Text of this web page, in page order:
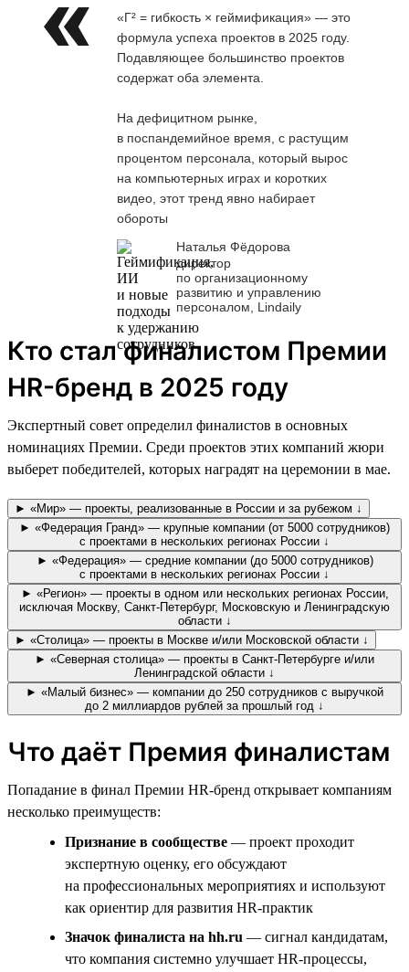
«Г² = гибкость × геймификация» — это
формула успеха проектов в 2025 году.
Подавляющее большинство проектов
содержат оба элемента.
На дефицитном рынке,
в поспандемийное время, с растущим
процентом персонала, который вырос
на компьютерных играх и коротких
видео, этот тренд явно набирает
обороты
Наталья Фёдорова
директор
по организационному
развитию и управлению
персоналом, Lindaily
Кто стал финалистом Премии
HR-бренд в 2025 году
Экспертный совет определил финалистов в основных
номинациях Премии. Среди проектов этих компаний жюри
выберет победителей, которых наградят на церемонии в мае.
► «Мир» — проекты, реализованные в России и за рубежом ↓
► «Федерация Гранд» — крупные компании (от 5000 сотрудников)
с проектами в нескольких регионах России ↓
► «Федерация» — средние компании (до 5000 сотрудников)
с проектами в нескольких регионах России ↓
► «Регион» — проекты в одном или нескольких регионах России,
исключая Москву, Санкт-Петербург, Московскую и Ленинградскую
области ↓
► «Столица» — проекты в Москве и/или Московской области ↓
► «Северная столица» — проекты в Санкт-Петербурге и/или
Ленинградской области ↓
► «Малый бизнес» — компании до 250 сотрудников с выручкой
до 2 миллиардов рублей за прошлый год ↓
Что даёт Премия финалистам
Попадание в финал Премии HR-бренд открывает компаниям
несколько преимуществ:
Признание в сообществе — проект проходит
экспертную оценку, его обсуждают
на профессиональных мероприятиях и используют
как ориентир для развития HR-практик
Значок финалиста на hh.ru — сигнал кандидатам,
что компания системно улучшает HR-процессы,